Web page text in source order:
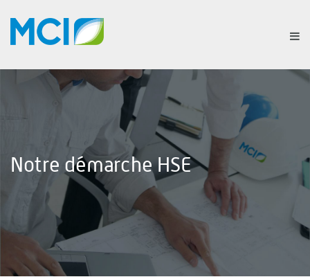
Notre démarche HSE